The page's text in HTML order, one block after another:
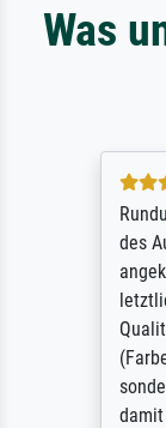
Was
des
damit